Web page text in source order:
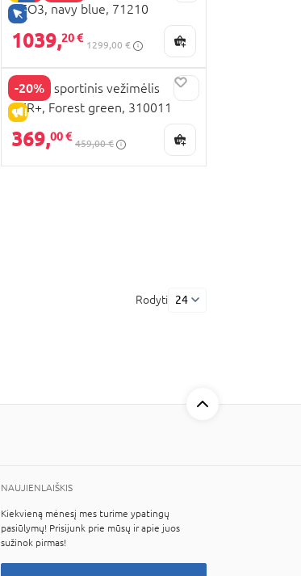
TIK INTERNETU
GEO3, navy blue, 71210
1039,20 €
1299,00 €
-20%
IŠPARDAVIMAS
JOOLZ sportinis vežimėlis
AER+, Forest green, 310011
369,00 €
459,00 €
Rodyti 24
NAUJIENLAIŠKIS
Kiekvieną mėnesį mes turime ypatingų
pasiūlymų! Prisijunk prie mūsų ir apie juos
sužinok pirmas!